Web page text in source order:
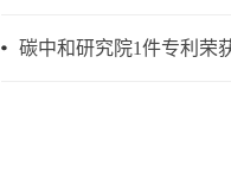
碳​中和研究院1件专利荣